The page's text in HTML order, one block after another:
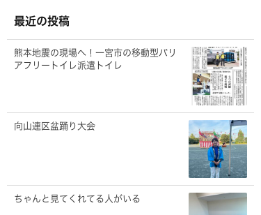
ブ
最近の投稿
熊本地震の現場へ！一宮市の移動型バリ
アフリートイレ派遣トイレ
向山連区盆踊り大会
ちゃんと見てくれてる人がいる